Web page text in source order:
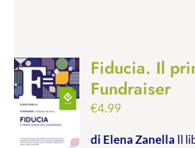
Fiducia. Il
Fundraiser
€4.99
di Elena Zanella Il